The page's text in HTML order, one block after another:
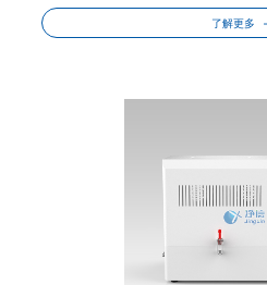
了解更多